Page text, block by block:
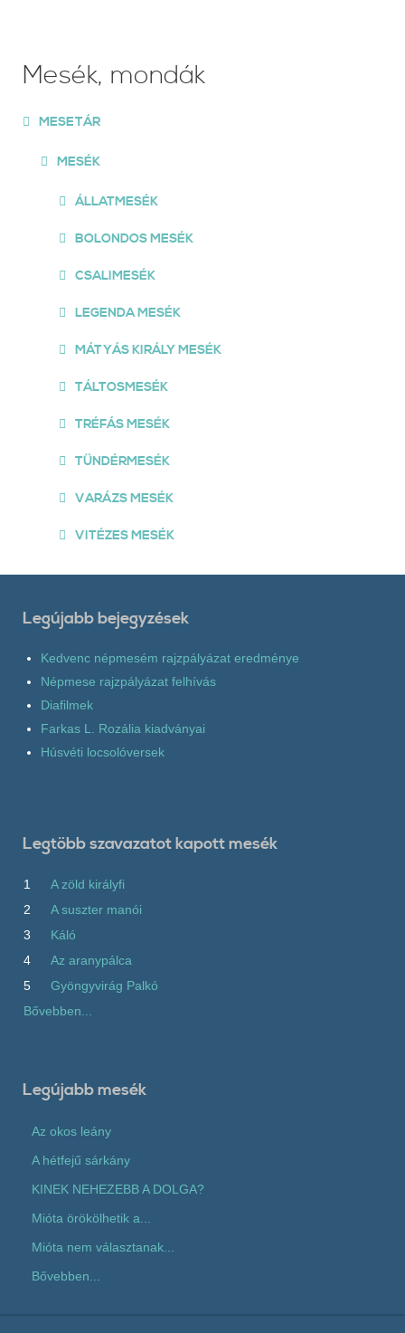
Mesék, mondák
MESETÁR
MESÉK
ÁLLATMESÉK
BOLONDOS MESÉK
CSALIMESÉK
LEGENDA MESÉK
MÁTYÁS KIRÁLY MESÉK
TÁLTOSMESÉK
TRÉFÁS MESÉK
TÜNDÉRMESÉK
VARÁZS MESÉK
VITÉZES MESÉK
Legújabb bejegyzések
Kedvenc népmesém rajzpályázat eredménye
Népmese rajzpályázat felhívás
Diafilmek
Farkas L. Rozália kiadványai
Húsvéti locsolóversek
Legtöbb szavazatot kapott mesék
1
A zöld királyfi
2
A suszter manói
3
Káló
4
Az aranypálca
5
Gyöngyvirág Palkó
Bővebben...
Legújabb mesék
Az okos leány
A hétfejű sárkány
KINEK NEHEZEBB A DOLGA?
Mióta örökölhetik a...
Mióta nem választanak...
Bővebben...